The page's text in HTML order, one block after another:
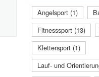
Angelsport (1)
Fitnesssport (13)
Klettersport (1)
Lauf- und